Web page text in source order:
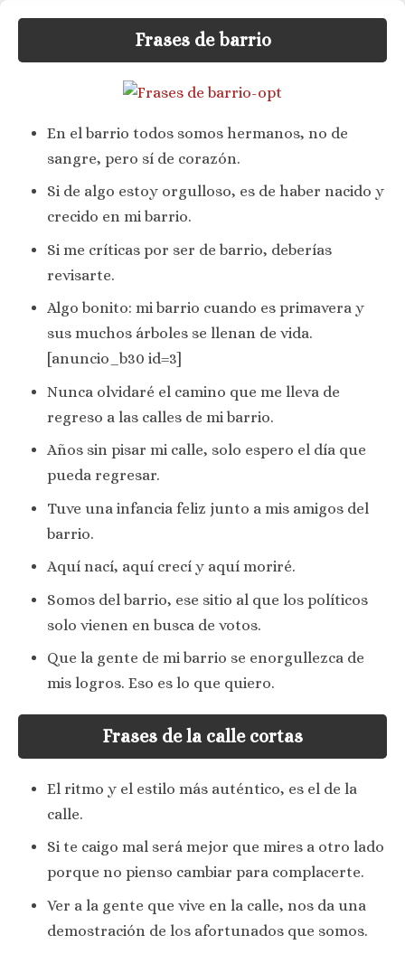
Frases de barrio
En el barrio todos somos hermanos, no de
sangre, pero sí de corazón.
Si de algo estoy orgulloso, es de haber nacido y
crecido en mi barrio.
Si me críticas por ser de barrio, deberías
revisarte.
Algo bonito: mi barrio cuando es primavera y
sus muchos árboles se llenan de vida.
[anuncio_b30 id=3]
Nunca olvidaré el camino que me lleva de
regreso a las calles de mi barrio.
Años sin pisar mi calle, solo espero el día que
pueda regresar.
Tuve una infancia feliz junto a mis amigos del
barrio.
Aquí nací, aquí crecí y aquí moriré.
Somos del barrio, ese sitio al que los políticos
solo vienen en busca de votos.
Que la gente de mi barrio se enorgullezca de
mis logros. Eso es lo que quiero.
Frases de la calle cortas
El ritmo y el estilo más auténtico, es el de la
calle.
Si te caigo mal será mejor que mires a otro lado
porque no pienso cambiar para complacerte.
Ver a la gente que vive en la calle, nos da una
demostración de los afortunados que somos.